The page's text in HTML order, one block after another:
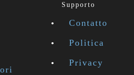
Supporto
Contatto
Politica
Privacy